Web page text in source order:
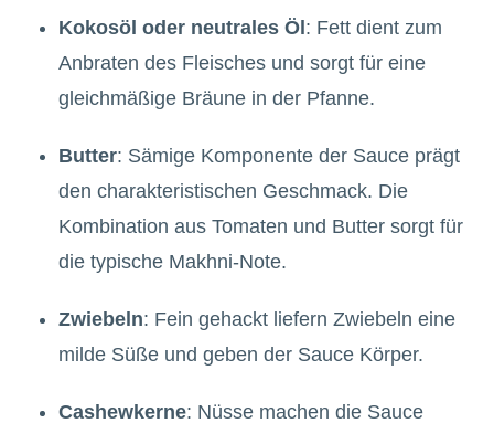
Kokosöl oder neutrales Öl: Fett dient zum
Anbraten des Fleisches und sorgt für eine
gleichmäßige Bräune in der Pfanne.
Butter: Sämige Komponente der Sauce prägt
den charakteristischen Geschmack. Die
Kombination aus Tomaten und Butter sorgt für
die typische Makhni-Note.
Zwiebeln: Fein gehackt liefern Zwiebeln eine
milde Süße und geben der Sauce Körper.
Cashewkerne: Nüsse machen die Sauce